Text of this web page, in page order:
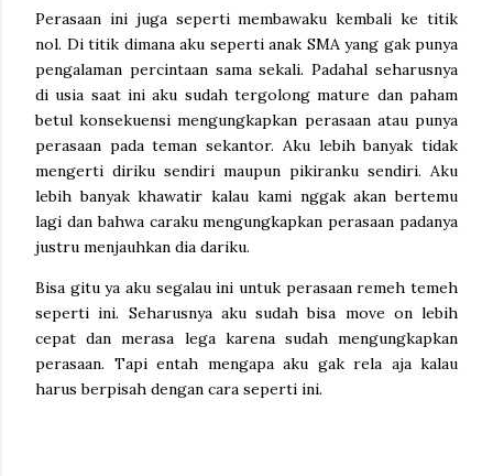
Perasaan ini juga seperti membawaku kembali ke titik
nol. Di titik dimana aku seperti anak SMA yang gak punya
pengalaman percintaan sama sekali. Padahal seharusnya
di usia saat ini aku sudah tergolong mature dan paham
betul konsekuensi mengungkapkan perasaan atau punya
perasaan pada teman sekantor. Aku lebih banyak tidak
mengerti diriku sendiri maupun pikiranku sendiri. Aku
lebih banyak khawatir kalau kami nggak akan bertemu
lagi dan bahwa caraku mengungkapkan perasaan padanya
justru menjauhkan dia dariku.
Bisa gitu ya aku segalau ini untuk perasaan remeh temeh
seperti ini. Seharusnya aku sudah bisa move on lebih
cepat dan merasa lega karena sudah mengungkapkan
perasaan. Tapi entah mengapa aku gak rela aja kalau
harus berpisah dengan cara seperti ini.